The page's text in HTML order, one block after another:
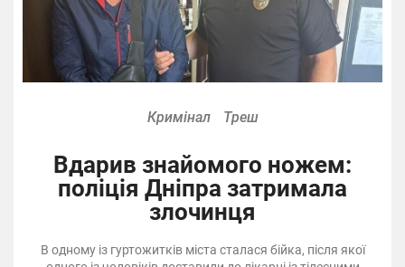
Кримінал Треш
Вдарив знайомого ножем:
поліція Дніпра затримала
злочинця
В одному із гуртожитків міста сталася бійка, після якої